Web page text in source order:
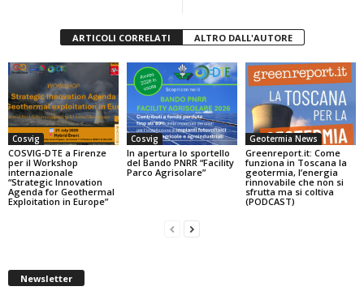
ARTICOLI CORRELATI ALTRO DALL'AUTORE
Cosvig
COSVIG-DTE a Firenze
per il Workshop
internazionale
“Strategic Innovation
Agenda for Geothermal
Exploitation in Europe”
Cosvig
In apertura lo sportello
del Bando PNRR “Facility
Parco Agrisolare”
Geotermia News
Greenreport.it: Come
funziona in Toscana la
geotermia, l’energia
rinnovabile che non si
sfrutta ma si coltiva
(PODCAST)
Newsletter